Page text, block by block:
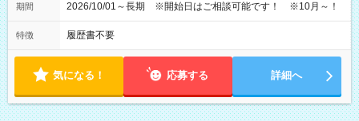
期間 2026/10/01～長期 ※開始日はご相談可能です！ ※10月～！
特徴 履歴書不要
気になる！ 応募する 詳細へ